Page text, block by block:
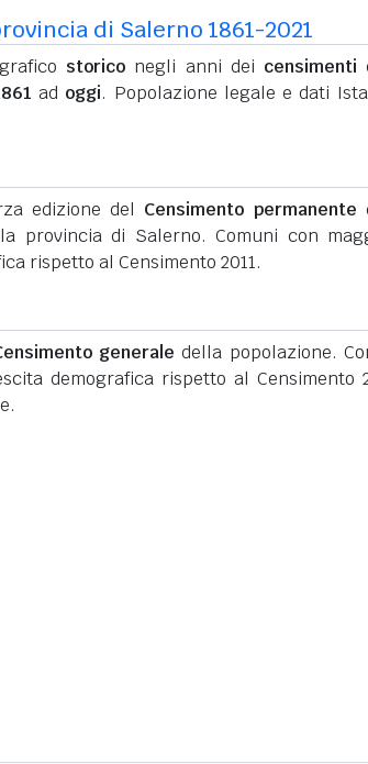
di Salerno 1861-2021
storico negli anni dei censimenti
ad oggi. Popolazione legale e dati
edizione del Censimento permanente
provincia di Salerno. Comuni con
rispetto al Censimento 2011.
generale della popolazione.
demografica rispetto al Censimento